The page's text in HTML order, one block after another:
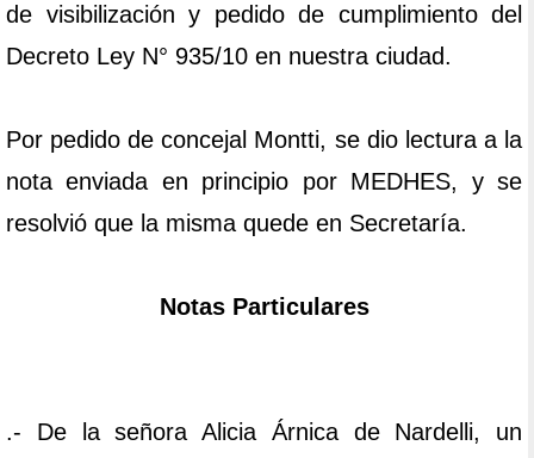
de visibilización y pedido de cumplimiento del
Decreto Ley N° 935/10 en nuestra ciudad.
Por pedido de concejal Montti, se dio lectura a la
nota enviada en principio por MEDHES, y se
resolvió que la misma quede en Secretaría.
Notas Particulares
.- De la señora Alicia Árnica de Nardelli, un